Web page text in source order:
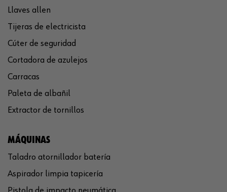
Llaves allen
Tijeras de electricista
Cúter de seguridad
Cortadora de azulejos
Carracas
Paleta de albañil
Extractor de tornillos
MÁQUINAS
Taladro atornillador batería
Aspirador limpia tapicería